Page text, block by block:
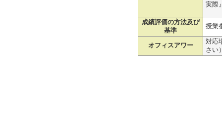
実際
成績評価の方法及び
基準
授業
オフィスアワー
対応
さい